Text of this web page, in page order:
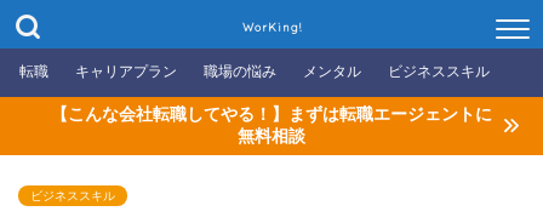
WorKing!
転職 キャリアプラン 職場の悩み メンタル ビジネススキル
【こんな会社転職してやる！】まずは転職エージェントに
無料相談
ビジネススキル